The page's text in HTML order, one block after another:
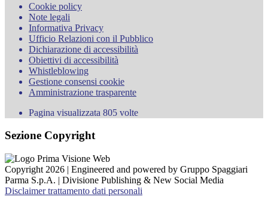
Cookie policy
Note legali
Informativa Privacy
Ufficio Relazioni con il Pubblico
Dichiarazione di accessibilità
Obiettivi di accessibilità
Whistleblowing
Gestione consensi cookie
Amministrazione trasparente
Pagina visualizzata 805 volte
Sezione Copyright
Copyright 2026 | Engineered and powered by Gruppo Spaggiari
Parma S.p.A. | Divisione Publishing & New Social Media
Disclaimer trattamento dati personali